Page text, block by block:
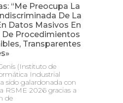
“Me Preocupa La
De La
Datos Masivos En
Procedimientos
Transparentes
(Instituto de
Industrial
sido galardonada con
RSME 2026 gracias a
de